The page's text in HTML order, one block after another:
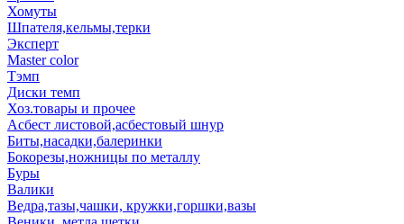
Хомуты
Шпателя,кельмы,терки
Эксперт
Master color
Тэмп
Диски темп
Хоз.товары и прочее
Асбест листовой,асбестовый шнур
Биты,насадки,балеринки
Бокорезы,ножницы по металлу
Буры
Валики
Ведра,тазы,чашки, кружки,горшки,вазы